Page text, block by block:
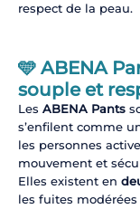
respect de la peau.
🩵 ABENA
souple et
Les ABENA Pants
s’enfilent comme
les personnes
mouvement et
Elles existent en
les fuites modérées